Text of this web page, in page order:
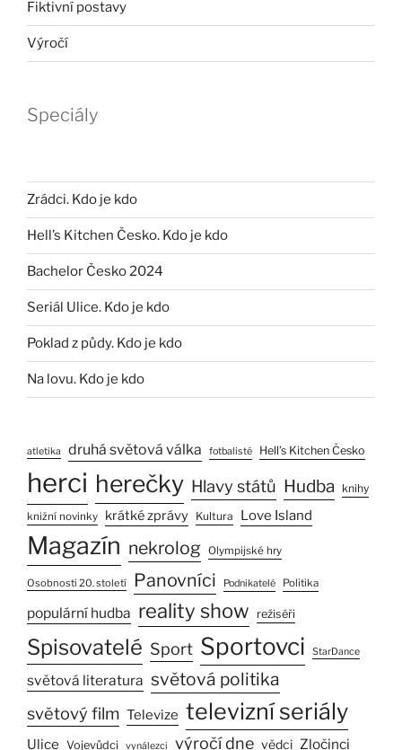
Fiktivní postavy
Výročí
Speciály
Zrádci. Kdo je kdo
Hell’s Kitchen Česko. Kdo je kdo
Bachelor Česko 2024
Seriál Ulice. Kdo je kdo
Poklad z půdy. Kdo je kdo
Na lovu. Kdo je kdo
atletika druhá světová válka fotbalisté Hell’s Kitchen Česko
herci herečky Hlavy států Hudba knihy
knižní novinky krátké zprávy Kultura Love Island
Magazín nekrolog Olympijské hry
Osobnosti 20. století Panovníci Podnikatelé Politika
populární hudba reality show režiséři
Spisovatelé Sport Sportovci StarDance
světová literatura světová politika
světový film Televize televizní seriály
Ulice Vojevůdci vynálezci výročí dne vědci Zločinci